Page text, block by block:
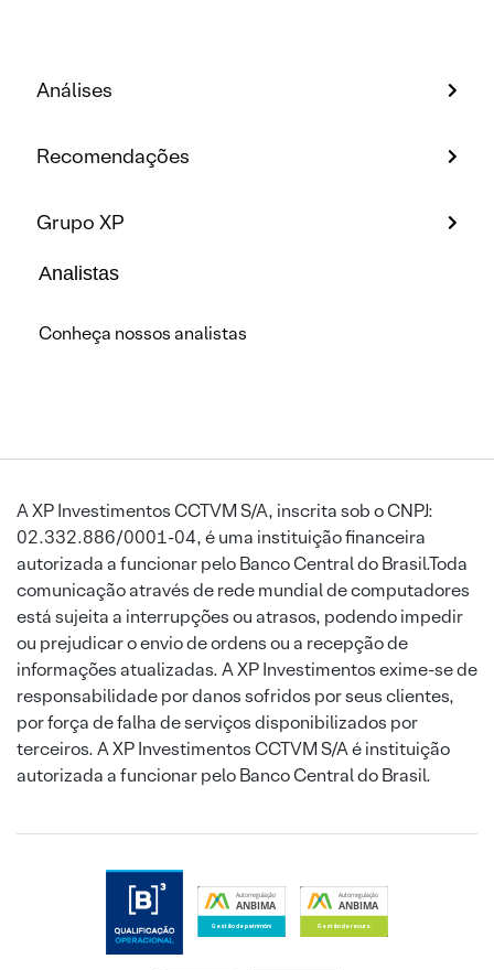
Análises
Recomendações
Grupo XP
Analistas
Conheça nossos analistas
A XP Investimentos CCTVM S/A, inscrita sob o CNPJ:
02.332.886/0001-04, é uma instituição financeira
autorizada a funcionar pelo Banco Central do Brasil.Toda
comunicação através de rede mundial de computadores
está sujeita a interrupções ou atrasos, podendo impedir
ou prejudicar o envio de ordens ou a recepção de
informações atualizadas. A XP Investimentos exime-se de
responsabilidade por danos sofridos por seus clientes,
por força de falha de serviços disponibilizados por
terceiros. A XP Investimentos CCTVM S/A é instituição
autorizada a funcionar pelo Banco Central do Brasil.